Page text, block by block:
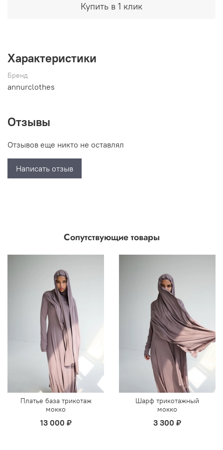
Купить в 1 клик
Характеристики
Бренд
annurclothes
Отзывы
Отзывов еще никто не оставлял
Написать отзыв
Сопутствующие товары
Платье база трикотаж
мокко
13 000 ₽
Шарф трикотажный
мокко
3 300 ₽